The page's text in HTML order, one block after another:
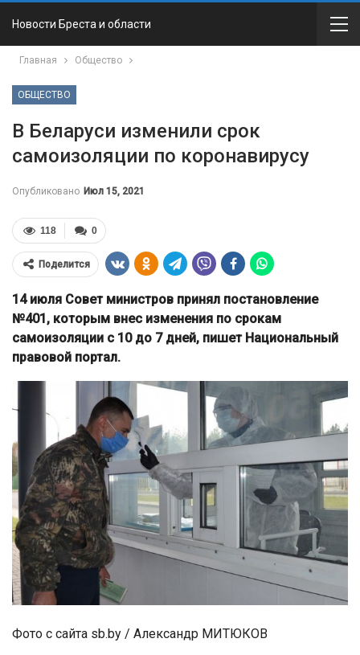
Новости Бреста и области
Главная Общество
ОБЩЕСТВО
В Беларуси изменили срок
самоизоляции по коронавирусу
Опубликовано Июл 15, 2021
0
118
Поделится
14 июля Совет министров принял постановление
№401, которым внес изменения по срокам
самоизоляции с 10 до 7 дней, пишет Национальный
правовой портал.
Фото с сайта sb.by / Александр МИТЮКОВ